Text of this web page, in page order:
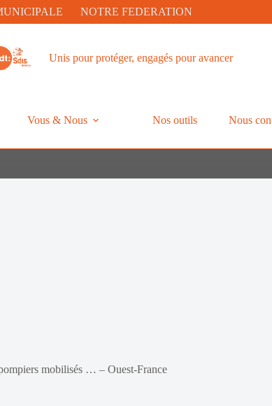
NOTRE FEDERATION
Unis pour protéger, engagés pour avancer
Vous & Nous Nos outils Nous
mobilisés … – Ouest-France